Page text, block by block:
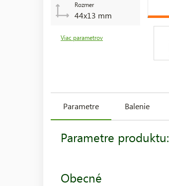
Rozmer
44x13 mm
Viac parametrov
Parametre Balenie
Parametre produktu:
Obecné